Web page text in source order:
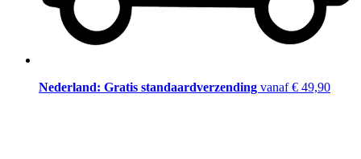
Nederland: Gratis standaardverzending vanaf € 49,90